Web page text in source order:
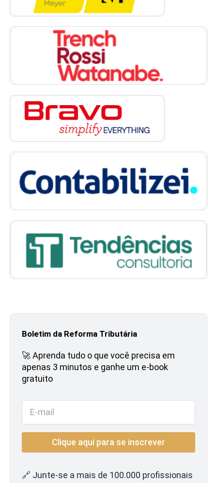
Boletim da Reforma Tributária
🚀 Aprenda tudo o que você precisa em
apenas 3 minutos e ganhe um e-book
gratuito
🔗 Junte-se a mais de 100.000 profissionais